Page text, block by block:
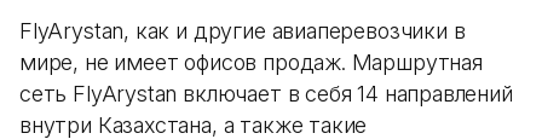
FlyArystan, как и другие авиаперевозчики в
мире, не имеет офисов продаж. Маршрутная
сеть FlyArystan включает в себя 14 направлений
внутри Казахстана, а также такие